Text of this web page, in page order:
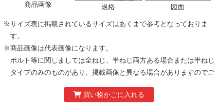
商品画像 規格 図面
※サイズ表に掲載されているサイズはあくまで参考となっておりま
す。
※商品画像は代表画像になります。
ボルト等に関しましては全ねじ、半ねじ両方ある場合または半ねじ
タイプのみのものがあり、掲載画像と異なる場合がありますのでご
製品の仕様および価格は、予告なく変更する場合があります。あら